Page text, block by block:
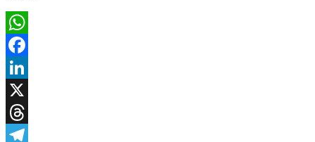
WhatsApp
Facebook
LinkedIn
X
Threads